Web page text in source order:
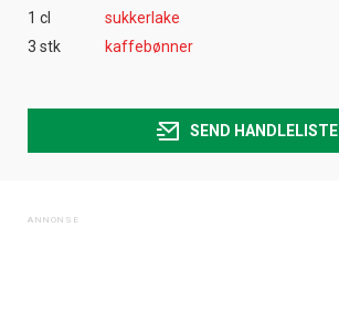
1 cl
sukkerlake
3 stk
kaffebønner
SEND HANDLELISTE